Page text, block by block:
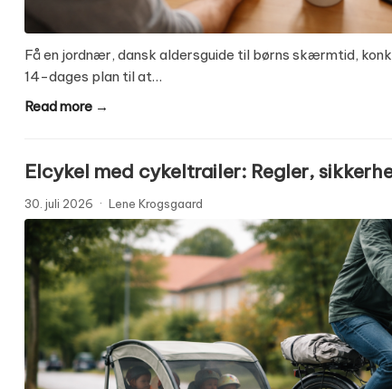
Få en jordnær, dansk aldersguide til børns skærmtid,
14-dages plan til at…
Read more →
Elcykel med cykeltrailer: Regler,
30. juli 2026 · Lene Krogsgaard